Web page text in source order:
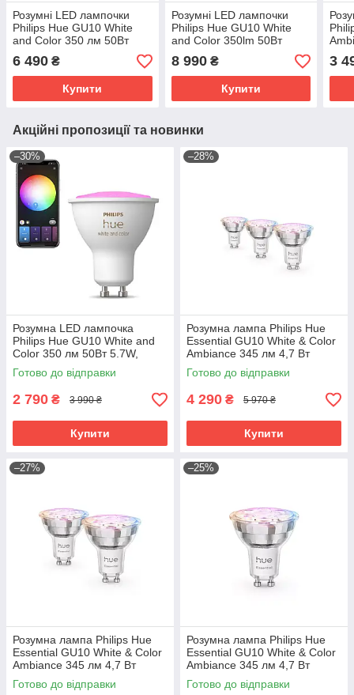
Розумні LED лампочки
Philips Hue GU10 White
and Color 350 лм 50Вт
5.7W, ZigBee, Bluetooth,
Apple HomeKit, 2шт.
6 490 ₴
Купити
Розумні LED лампочки
Philips Hue GU10 White
and Color 350lm 50Вт
5.7W, ZigBee, Bluetooth,
Apple HomeKit, 3шт.
8 990₴
Купити
3
Акційні пропозиції та новинки
–30%
Розумна LED лампочка
Philips Hue GU10 White and
Color 350 лм 50Вт 5.7W,
ZigBee, Bluetooth, Apple
HomeKit, 1 шт.
Готово до відправки
2 790 ₴ 3 990 ₴
Купити
–28%
Розумна лампа Philips Hue
Essential GU10 White & Color
Ambiance 345 лм 4,7 Вт
Bluetooth Zigbee 3 шт.
Готово до відправки
4 290 ₴ 5 970 ₴
Купити
–27%
Розумна лампа Philips Hue
Essential GU10 White & Color
Ambiance 345 лм 4,7 Вт
Bluetooth Zigbee 2 шт.
Готово до відправки
–25%
Розумна лампа Philips Hue
Essential GU10 White & Color
Ambiance 345 лм 4,7 Вт
Bluetooth Zigbee 1 шт.
Готово до відправки